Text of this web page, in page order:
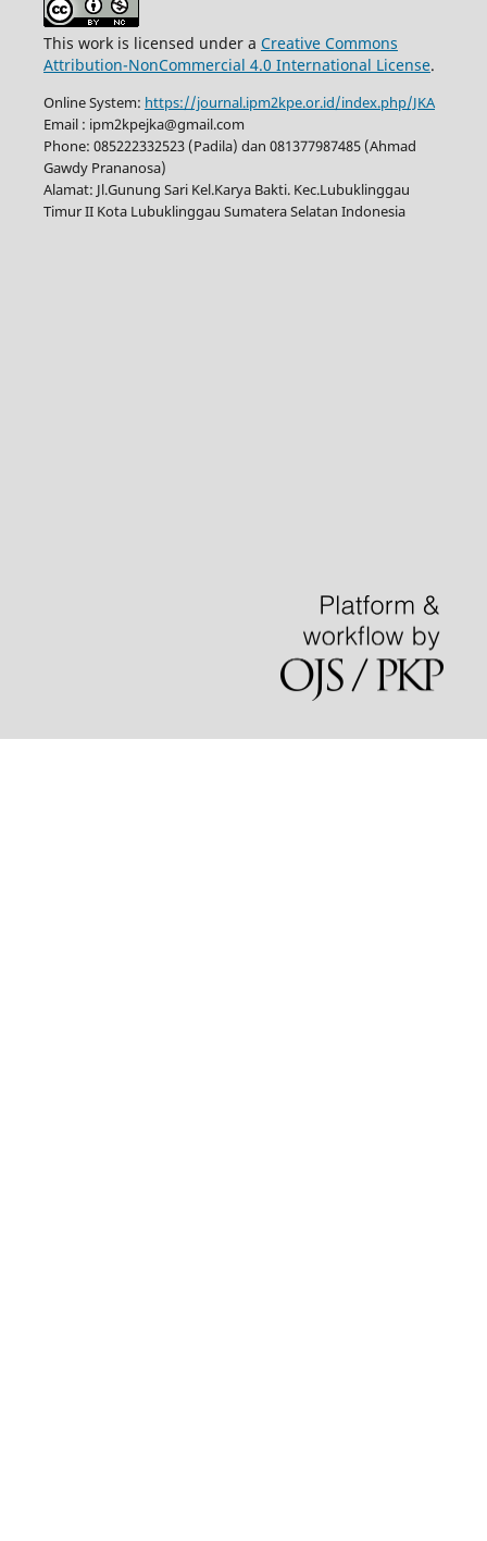
This work is licensed under a Creative Commons
Attribution-NonCommercial 4.0 International License.
Online System: https://journal.ipm2kpe.or.id/index.php/JKA
Email : ipm2kpejka@gmail.com
Phone: 085222332523 (Padila) dan 081377987485 (Ahmad
Gawdy Prananosa)
Alamat: Jl.Gunung Sari Kel.Karya Bakti. Kec.Lubuklinggau
Timur II Kota Lubuklinggau Sumatera Selatan Indonesia